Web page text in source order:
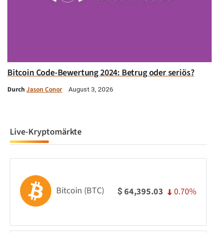
Bitcoin Code-Bewertung 2024: Betrug oder seriös?
Durch Jason Conor August 3, 2026
Live-Kryptomärkte
Bitcoin (BTC) $64,395.03 0.70%